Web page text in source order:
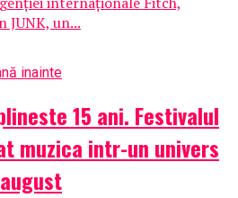
JUNK, un...
inainte
15 ani. Festivalul
muzica intr-un univers